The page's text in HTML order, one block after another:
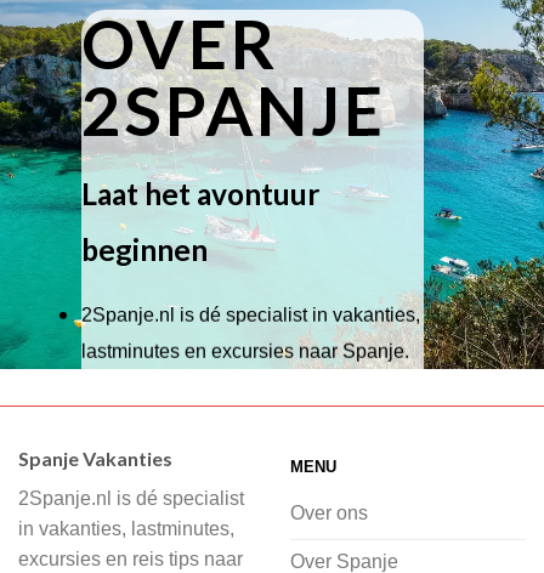
OVER
2SPANJE
Laat het avontuur
beginnen
2Spanje.nl is dé specialist in vakanties,
lastminutes en excursies naar Spanje.
Wij hebben een breed scala aan
of je nu wilt relaxen op het strand,
cultuur wilt ontdekken of avontuur zoekt
in de natuur.
Spanje Vakanties
2Spanje.nl is dé specialist
in vakanties, lastminutes,
excursies en reis tips naar
MENU
Over ons
Over Spanje